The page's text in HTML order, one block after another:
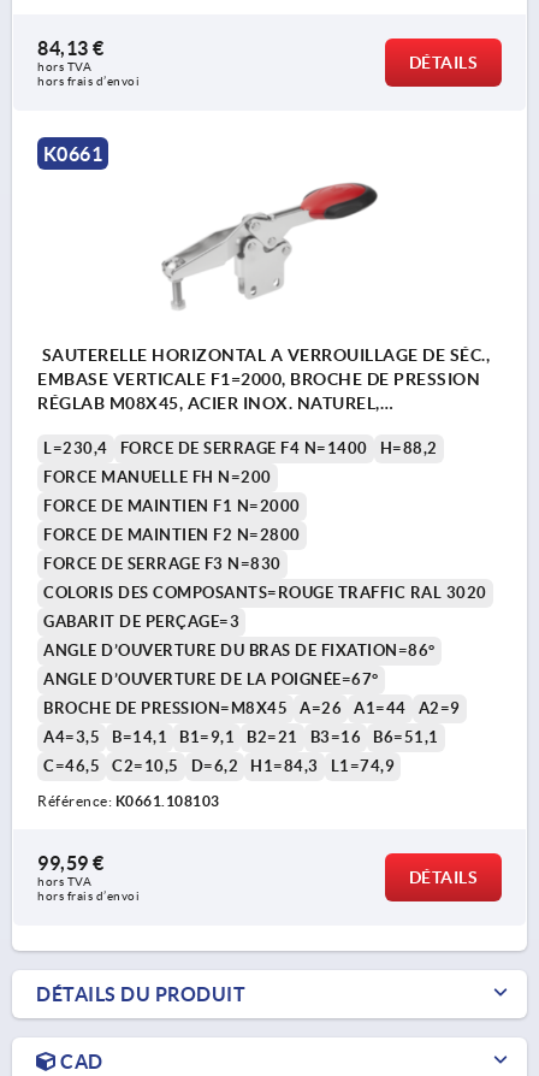
84,13 €
hors TVA
hors frais d’envoi
DÉTAILS
K0661
SAUTERELLE HORIZONTAL A VERROUILLAGE DE SÉC.,
EMBASE VERTICALE F1=2000, BROCHE DE PRESSION
RÉGLAB M08X45, ACIER INOX. NATUREL,
L=230,4 FORCE DE SERRAGE F4 N=1400
H=88,2
FORCE MANUELLE FH N=200
FORCE DE MAINTIEN F1 N=2000
FORCE DE MAINTIEN F2 N=2800
FORCE DE SERRAGE F3 N=830
COLORIS DES COMPOSANTS=ROUGE TRAFFIC RAL 3020
GABARIT DE PERÇAGE=3
ANGLE D’OUVERTURE DU BRAS DE FIXATION=86°
ANGLE D’OUVERTURE DE LA POIGNÉE=67°
BROCHE DE PRESSION=M8X45
A=26 A1=44
A2=9
A4=3,5
B=14,1 B1=9,1 B2=21 B3=16
B6=51,1
C=46,5
C2=10,5 D=6,2 H1=84,3 L1=74,9
Référence: K0661.108103
99,59 €
hors TVA
hors frais d’envoi
DÉTAILS
DÉTAILS DU PRODUIT
CAD